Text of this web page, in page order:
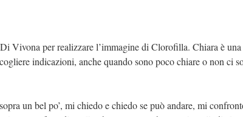
Vivona per realizzare l’immagine di Clorofilla. Chiara è una
indicazioni, anche quando sono poco chiare o non ci
un bel po’, mi chiedo e chiedo se può andare, mi